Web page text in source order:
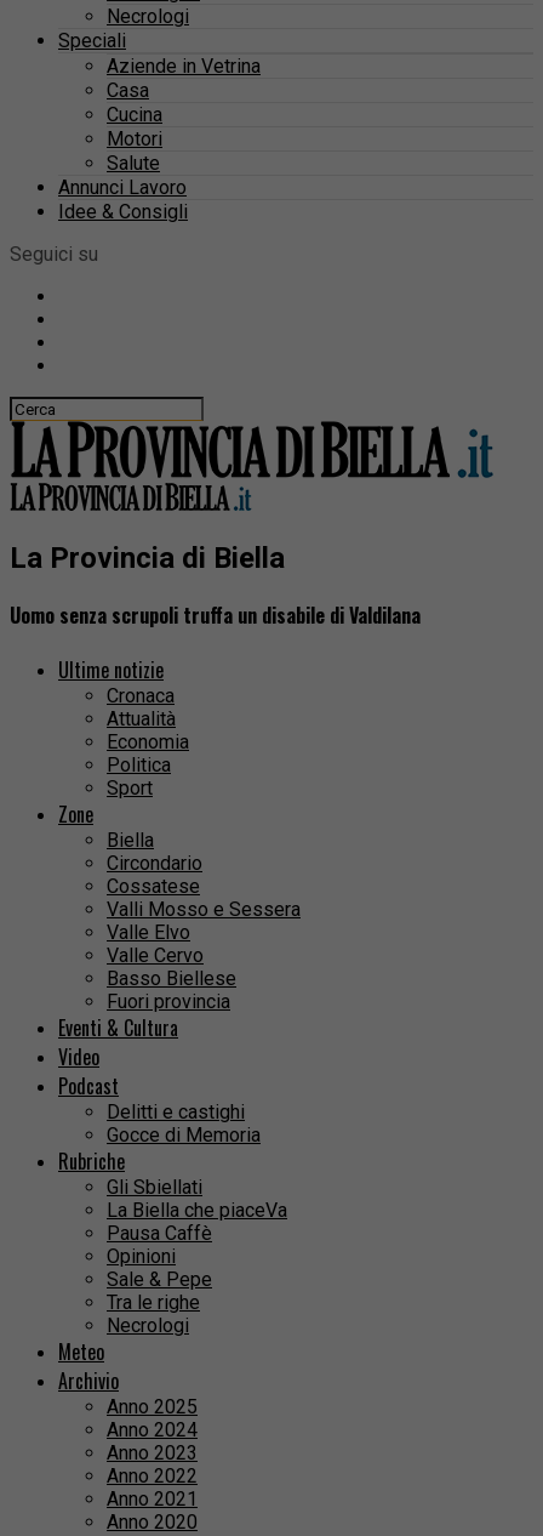
Necrologi
Speciali
Aziende in Vetrina
Casa
Cucina
Motori
Salute
Annunci Lavoro
Idee & Consigli
Seguici su
La Provincia di Biella
Uomo senza scrupoli truffa un disabile di Valdilana
Ultime notizie
Cronaca
Attualità
Economia
Politica
Sport
Zone
Biella
Circondario
Cossatese
Valli Mosso e Sessera
Valle Elvo
Valle Cervo
Basso Biellese
Fuori provincia
Eventi & Cultura
Video
Podcast
Delitti e castighi
Gocce di Memoria
Rubriche
Gli Sbiellati
La Biella che piaceVa
Pausa Caffè
Opinioni
Sale & Pepe
Tra le righe
Necrologi
Meteo
Archivio
Anno 2025
Anno 2024
Anno 2023
Anno 2022
Anno 2021
Anno 2020